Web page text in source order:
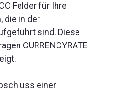
Felder für Ihre
die in der
sind. Diese
CURRENCYRATE
einer